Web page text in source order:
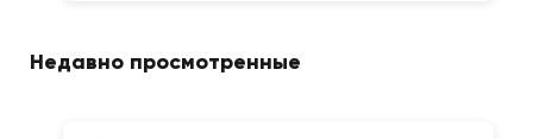
Недавно просмотренные